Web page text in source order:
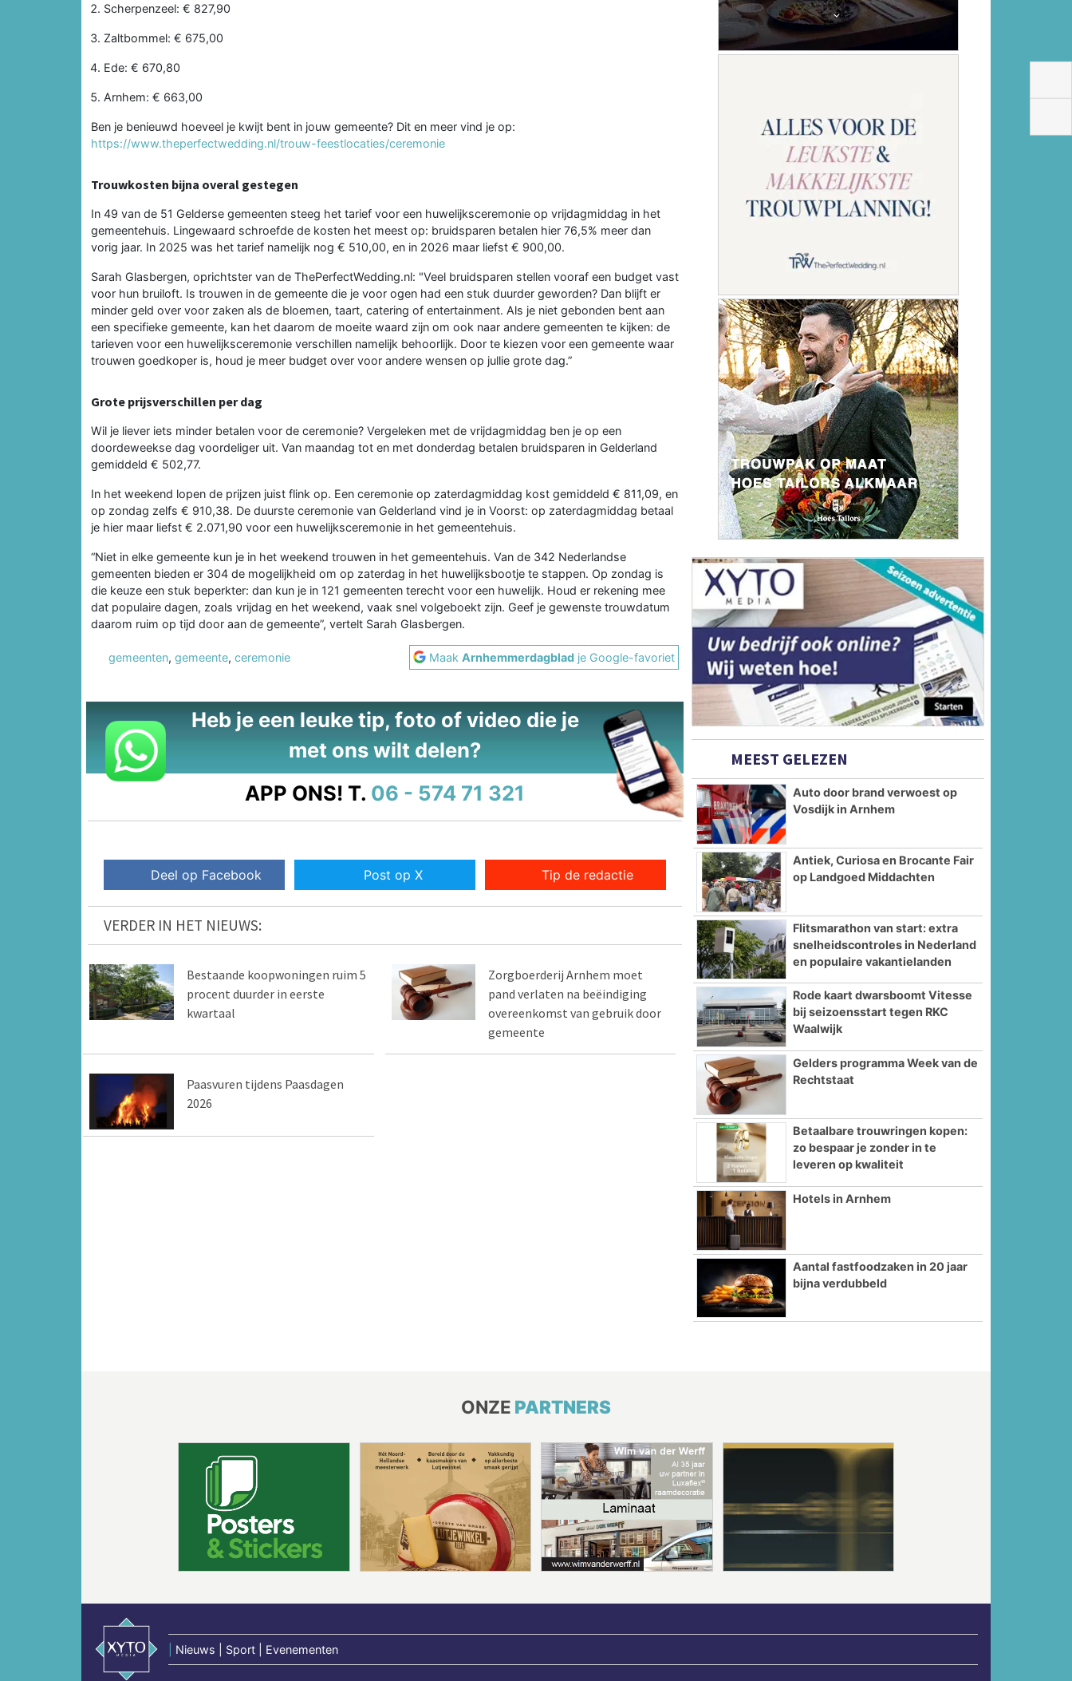
Scherpenzeel: € 827,90
Zaltbommel: € 675,00
Ede: € 670,80
Arnhem: € 663,00
Ben je benieuwd hoeveel je kwijt bent in jouw gemeente? Dit en meer vind je op:
https://www.theperfectwedding.nl/trouw-feestlocaties/ceremonie
Trouwkosten bijna overal gestegen
In 49 van de 51 Gelderse gemeenten steeg het tarief voor een huwelijksceremonie op vrijdagmiddag in het
gemeentehuis. Lingewaard schroefde de kosten het meest op: bruidsparen betalen hier 76,5% meer dan
vorig jaar. In 2025 was het tarief namelijk nog € 510,00, en in 2026 maar liefst € 900,00.
Sarah Glasbergen, oprichtster van de ThePerfectWedding.nl: "Veel bruidsparen stellen vooraf een budget vast
voor hun bruiloft. Is trouwen in de gemeente die je voor ogen had een stuk duurder geworden? Dan blijft er
minder geld over voor zaken als de bloemen, taart, catering of entertainment. Als je niet gebonden bent aan
een specifieke gemeente, kan het daarom de moeite waard zijn om ook naar andere gemeenten te kijken: de
tarieven voor een huwelijksceremonie verschillen namelijk behoorlijk. Door te kiezen voor een gemeente waar
trouwen goedkoper is, houd je meer budget over voor andere wensen op jullie grote dag.”
Grote prijsverschillen per dag
Wil je liever iets minder betalen voor de ceremonie? Vergeleken met de vrijdagmiddag ben je op een
doordeweekse dag voordeliger uit. Van maandag tot en met donderdag betalen bruidsparen in Gelderland
gemiddeld € 502,77.
In het weekend lopen de prijzen juist flink op. Een ceremonie op zaterdagmiddag kost gemiddeld € 811,09, en
op zondag zelfs € 910,38. De duurste ceremonie van Gelderland vind je in Voorst: op zaterdagmiddag betaal
je hier maar liefst € 2.071,90 voor een huwelijksceremonie in het gemeentehuis.
“Niet in elke gemeente kun je in het weekend trouwen in het gemeentehuis. Van de 342 Nederlandse
gemeenten bieden er 304 de mogelijkheid om op zaterdag in het huwelijksbootje te stappen. Op zondag is
die keuze een stuk beperkter: dan kun je in 121 gemeenten terecht voor een huwelijk. Houd er rekening mee
dat populaire dagen, zoals vrijdag en het weekend, vaak snel volgeboekt zijn. Geef je gewenste trouwdatum
daarom ruim op tijd door aan de gemeente”, vertelt Sarah Glasbergen.
gemeenten, gemeente, ceremonie MaakArnhemmerdagblad je Google-favoriet
Heb je een leuke tip, foto of video die je
met ons wilt delen?
APP ONS! T. 06 - 574 71 321
Deel op Facebook Post op X Tip de redactie
VERDER IN HET NIEUWS:
Bestaande koopwoningen ruim 5
procent duurder in eerste
kwartaal
Zorgboerderij Arnhem moet
pand verlaten na beëindiging
overeenkomst van gebruik door
gemeente
Paasvuren tijdens Paasdagen
2026
MEEST GELEZEN
Auto door brand verwoest op
Vosdijk in Arnhem
Antiek, Curiosa en Brocante Fair
op Landgoed Middachten
Flitsmarathon van start: extra
snelheidscontroles in Nederland
en populaire vakantielanden
Rode kaart dwarsboomt Vitesse
bij seizoensstart tegen RKC
Waalwijk
Gelders programma Week van de
Rechtstaat
Betaalbare trouwringen kopen:
zo bespaar je zonder in te
leveren op kwaliteit
Hotels in Arnhem
Aantal fastfoodzaken in 20 jaar
bijna verdubbeld
ONZE PARTNERS
Nieuws | Sport | Evenementen